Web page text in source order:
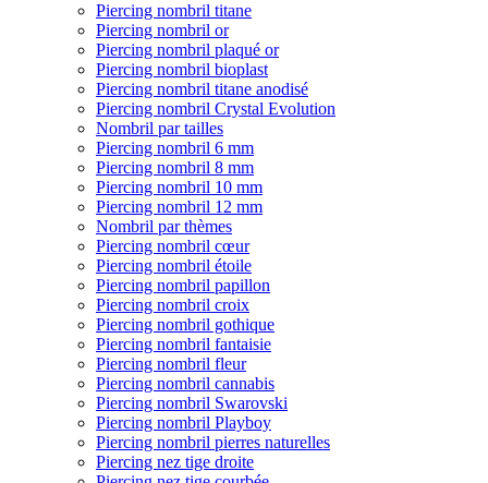
Piercing nombril titane
Piercing nombril or
Piercing nombril plaqué or
Piercing nombril bioplast
Piercing nombril titane anodisé
Piercing nombril Crystal Evolution
Nombril par tailles
Piercing nombril 6 mm
Piercing nombril 8 mm
Piercing nombril 10 mm
Piercing nombril 12 mm
Nombril par thèmes
Piercing nombril cœur
Piercing nombril étoile
Piercing nombril papillon
Piercing nombril croix
Piercing nombril gothique
Piercing nombril fantaisie
Piercing nombril fleur
Piercing nombril cannabis
Piercing nombril Swarovski
Piercing nombril Playboy
Piercing nombril pierres naturelles
Piercing nez tige droite